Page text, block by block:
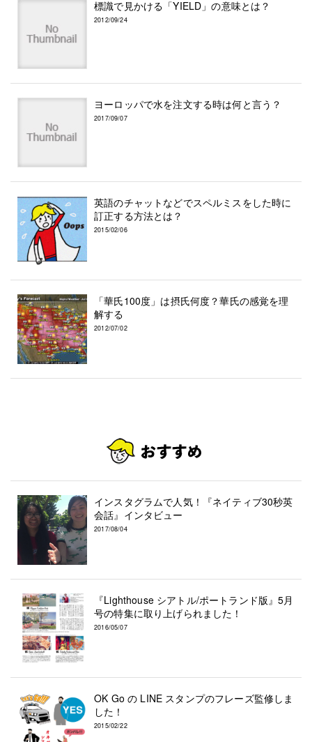
標識で見かける「YIELD」の意味とは？
2012/09/24
ヨーロッパで水を注文する時は何と言う？
2017/09/07
英語のチャットなどでスペルミスをした時に
訂正する方法とは？
2015/02/06
「華氏100度」は摂氏何度？華氏の感覚を理
解する
2012/07/02
インスタグラムで人気！『ネイティブ30秒英
会話』インタビュー
2017/08/04
『Lighthouse シアトル/ポートランド版』5月
号の特集に取り上げられました！
2016/05/07
OK Go の LINE スタンプのフレーズ監修しま
した！
2015/02/22